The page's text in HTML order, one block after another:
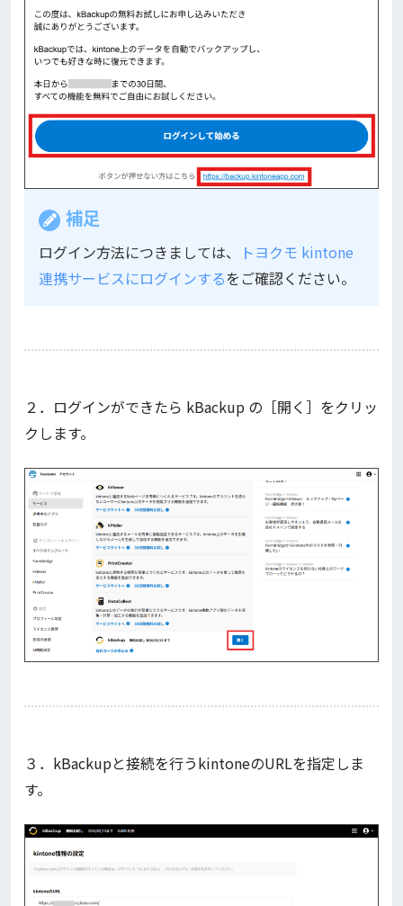
補足
ログイン方法につきましては、
トヨクモ kintone
連携サービスにログインするをご確認ください。
２．ログインができたら kBackup の［開く］をクリッ
クします。
３．kBackupと接続を行うkintoneのURLを指定しま
す。